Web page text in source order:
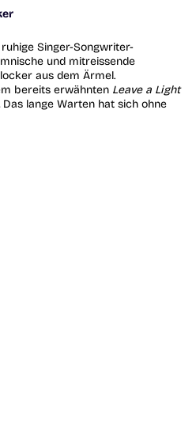
Singer-Songwriter-
und mitreissende
aus dem Ärmel.
bereits erwähnten Leave a Light
Das lange Warten hat sich ohne